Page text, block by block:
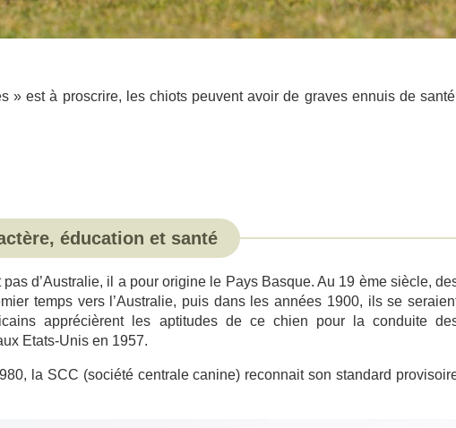
» est à proscrire, les chiots peuvent avoir de graves ennuis de
éducation et santé
d’Australie, il a pour origine le Pays Basque. Au 19 ème siècle,
temps vers l’Australie, puis dans les années 1900, ils se
apprécièrent les aptitudes de ce chien pour la conduite
Etats-Unis en 1957.
la SCC (société centrale canine) reconnait son standard